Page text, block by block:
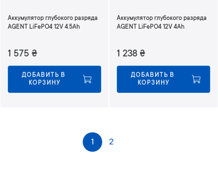
Аккумулятор глубокого разряда
AGENT LiFePO4 12V 4.5Ah
1 575 ₴
ДОБАВИТЬ В
КОРЗИНУ
Аккумулятор глубокого разряда
AGENT LiFePO4 12V 4Ah
1 238 ₴
ДОБАВИТЬ В
КОРЗИНУ
т
1 2